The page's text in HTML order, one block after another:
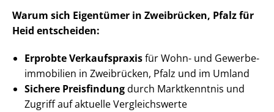
Warum sich Eigentümer in Zweibrücken, Pfalz für
Heid entscheiden:
Erprobte Verkaufspraxisfür Wohn- und Ge­wer­be­
im­mo­bi­li­en in Zweibrücken, Pfalz und im Umland
Sichere Preisfindungdurch Marktkenntnis und
Zugriff auf aktuelle Vergleichswerte